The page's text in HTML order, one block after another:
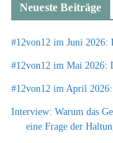
Neueste Beiträge
#12von12 im Juni 2026:
#12von12 im Mai 2026:
#12von12 im April
Interview: Warum das
eine Frage der